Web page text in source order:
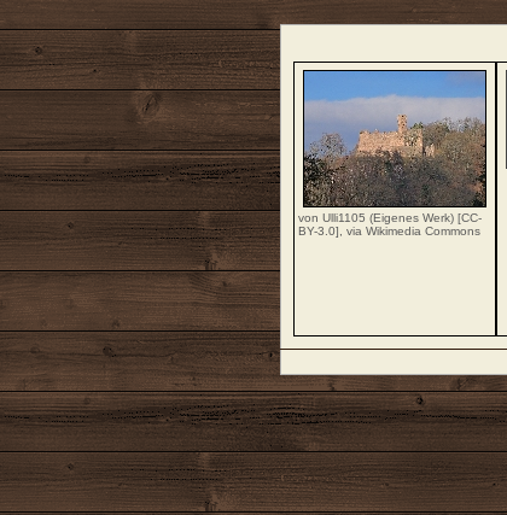
von Ulli1105 (Eigenes Werk) [CC-
BY-3.0], via Wikimedia Commons